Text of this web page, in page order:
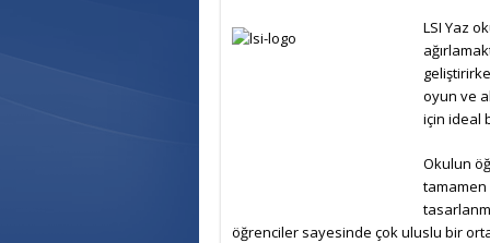
LSI Yaz
oyun ve
için ideal
Okulun
tamamen
öğrenciler sayesinde çok uluslu bir